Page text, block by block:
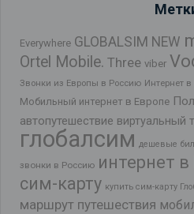
Everywhere GLOBALSIM NEW
Ortel Mobile. Three viber
Звонки из Европы в Россию Интернет в
Мобильный интернет в Европе
автопутешествие виртуальный
глобалсим дешевые
звонки в Россию интернет
сим-карту купить сим-карту
маршрут путешествия